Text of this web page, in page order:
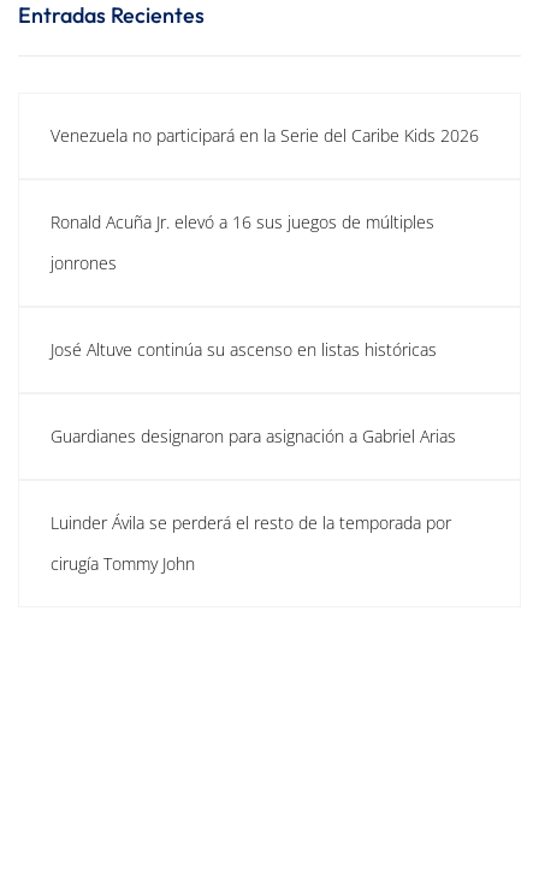
Entradas Recientes
Venezuela no participará en la Serie del Caribe Kids 2026
Ronald Acuña Jr. elevó a 16 sus juegos de múltiples
jonrones
José Altuve continúa su ascenso en listas históricas
Guardianes designaron para asignación a Gabriel Arias
Luinder Ávila se perderá el resto de la temporada por
cirugía Tommy John